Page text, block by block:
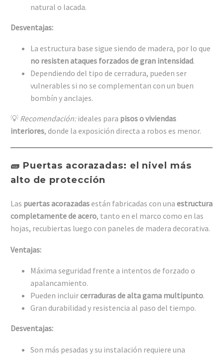
natural o lacada.
Desventajas:
La estructura base sigue siendo de madera, por lo que
no resisten ataques forzados de gran intensidad.
Dependiendo del tipo de cerradura, pueden ser
vulnerables si no se complementan con un buen
bombín y anclajes.
💡 Recomendación:ideales para pisos o viviendas
interiores, donde la exposición directa a robos es menor.
🧱 Puertas acorazadas: el nivel más
alto de protección
Las puertas acorazadasestán fabricadas con una estructura
completamente de acero, tanto en el marco como en las
hojas, recubiertas luego con paneles de madera decorativa.
Ventajas:
Máxima seguridad frente a intentos de forzado o
apalancamiento.
Pueden incluircerraduras de alta gama multipunto.
Gran durabilidad y resistencia al paso del tiempo.
Desventajas:
Son más pesadas y su instalación requiere una